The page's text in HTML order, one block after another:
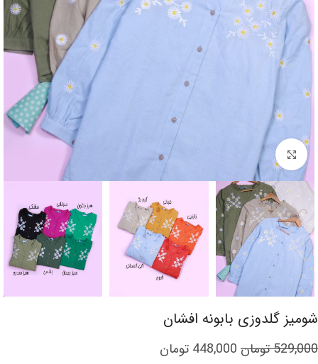
برای بزرگنمایی کلیک کنید
شومیز گلدوزی بابونه افشان
529,000تومان 448,000 تومان